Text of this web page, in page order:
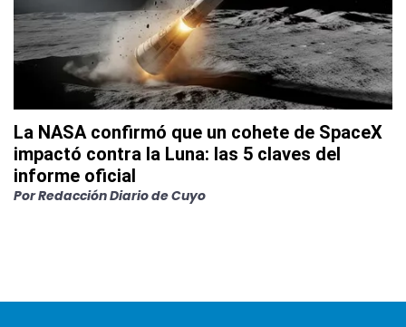
La NASA confirmó que un cohete de SpaceX
impactó contra la Luna: las 5 claves del
informe oficial
PorRedacción Diario de Cuyo